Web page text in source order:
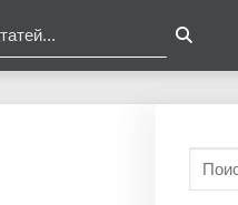
Искать: